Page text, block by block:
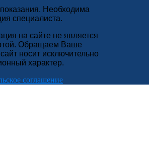
Необходима
специалиста.
на сайте не является
Обращаем Ваше
носит исключительно
характер.
соглашение